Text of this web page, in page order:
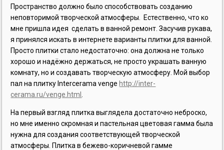
Пространство должно было способствовать созданию
неповторимой творческой атмосферы. Естественно, что ко
мне пришла идея сделать в ванной ремонт. Засучив рукава,
я принялся искать в интернете варианты плитки для ванной.
Просто плитки стало недостаточно: она должна не только
хорошо и надёжно держаться, не просто украшать ванную
комнату, но и создавать творческую атмосферу. Мой выбор
пал на плитку Intercerama venge http://inter-
cerama.ru/venge.html
На первый взгляд плитка выглядела достаточно неброско,
но мне именно скромная и пастельная цветовая гамма была
нужна для создания соответствующей творческой
атмосферы. Плитка в бежево-коричневой гамме